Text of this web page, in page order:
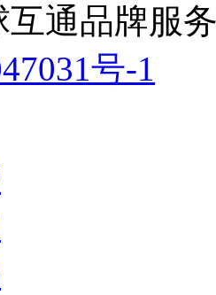
通品牌服
号-1